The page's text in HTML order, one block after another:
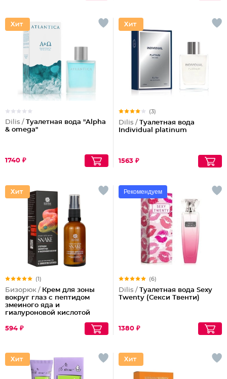
Dilis / Туалетная вода "Alpha
& omega"
1740 ₽
(3)
Dilis / Туалетная вода
Individual platinum
1563 ₽
(1)
Бизорюк / Крем для зоны
вокруг глаз с пептидом
змеиного яда и
гиалуроновой кислотой
594 ₽
Рекомендуем
(6)
Dilis / Туалетная вода Sexy
Twenty (Секси Твенти)
1380 ₽